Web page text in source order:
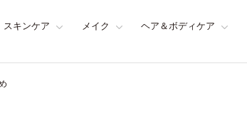
スキンケア メイク ヘア＆ボディケア